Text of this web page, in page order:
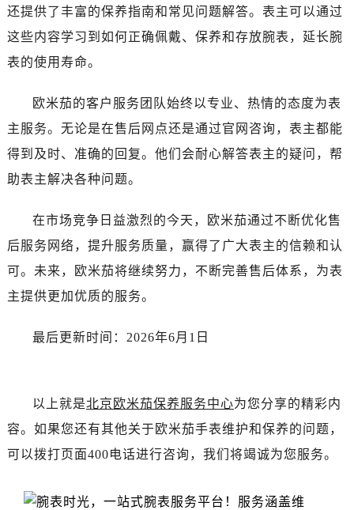
甘肃省酒泉市肃州区西大街售后服务中心（需提前预约）
甘肃省临夏市城南街道团结路售后服务中心（需提前预约）
甘肃省庆阳市西峰区南大街售后服务中心（需提前预约）
甘肃省张掖市甘州区民乐北路售后服务中心（需提前预约）
宁夏回族自治区吴忠市利通区开元大道售后服务中心（需提前预约）
宁夏回族自治区银川市兴庆区新华东路97号新百中心C馆一层C1-18号商铺售后服务中心（需提前预约）
宁夏回族自治区中卫市沙坡头区鼓楼东街售后服务中心（需提前预约）
青海省黄南藏族自治州同仁市德合隆路售后服务中心（需提前预约）
青海省西宁市城西区海湖新区西关大道售后服务中心（需提前预约）
青海省玉树藏族自治州结古镇胜利路售后服务中心（需提前预约）
还提供了丰富的保养指南和常见问题解答。表主可以通过
这些内容学习到如何正确佩戴、保养和存放腕表，延长腕
表的使用寿命。
欧米茄的客户服务团队始终以专业、热情的态度为表
主服务。无论是在售后网点还是通过官网咨询，表主都能
得到及时、准确的回复。他们会耐心解答表主的疑问，帮
助表主解决各种问题。
在市场竞争日益激烈的今天，欧米茄通过不断优化售
后服务网络，提升服务质量，赢得了广大表主的信赖和认
可。未来，欧米茄将继续努力，不断完善售后体系，为表
主提供更加优质的服务。
最后更新时间：2026年6月1日
以上就是北京欧米茄保养服务中心为您分享的精彩内
容。如果您还有其他关于欧米茄手表维护和保养的问题，
可以拨打页面400电话进行咨询，我们将竭诚为您服务。